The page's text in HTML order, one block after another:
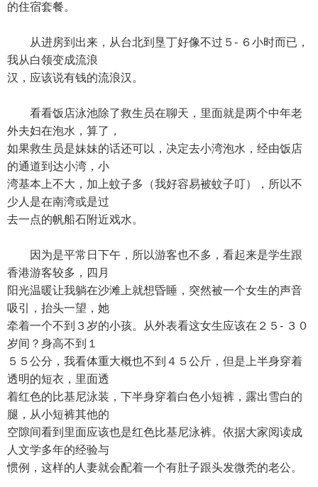
的住宿套餐。
从进房到出来，从台北到垦丁好像不过５- ６小时而已，
我从白领变成流浪
汉，应该说有钱的流浪汉。
看看饭店泳池除了救生员在聊天，里面就是两个中年老
外夫妇在泡水，算了，
如果救生员是妹妹的话还可以，决定去小湾泡水，经由饭店
的通道到达小湾，小
湾基本上不大，加上蚊子多（我好容易被蚊子叮），所以不
少人是在南湾或是过
去一点的帆船石附近戏水。
因为是平常日下午，所以游客也不多，看起来是学生跟
香港游客较多，四月
阳光温暖让我躺在沙滩上就想昏睡，突然被一个女生的声音
吸引，抬头一望，她
牵着一个不到３岁的小孩。从外表看这女生应该在２５- ３０
岁间？身高不到１
５５公分，我看体重大概也不到４５公斤，但是上半身穿着
透明的短衣，里面透
着红色的比基尼泳装，下半身穿着白色小短裤，露出雪白的
腿，从小短裤其他的
空隙间看到里面应该也是红色比基尼泳裤。依据大家阅读成
人文学多年的经验与
惯例，这样的人妻就会配着一个有肚子跟头发微秃的老公。